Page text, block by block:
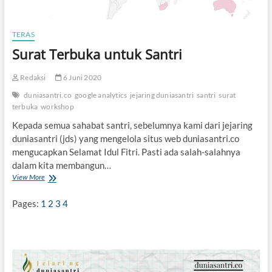
TERAS
Surat Terbuka untuk Santri
Redaksi
6 Juni 2020
duniasantri.co google analytics jejaring duniasantri santri surat
terbuka workshop
Kepada semua sahabat santri, sebelumnya kami dari jejaring
duniasantri (jds) yang mengelola situs web duniasantri.co
mengucapkan Selamat Idul Fitri. Pasti ada salah-salahnya
dalam kita membangun…
View MoreS
a
b
Pages: 1 2 3 4